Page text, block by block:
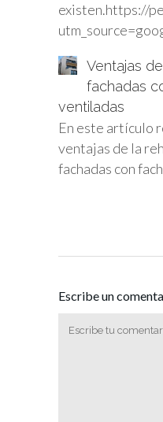
existen.https://
Ventajas
fachadas
ventiladas
En este artículo
ventajas de la
fachadas con
Escribe un